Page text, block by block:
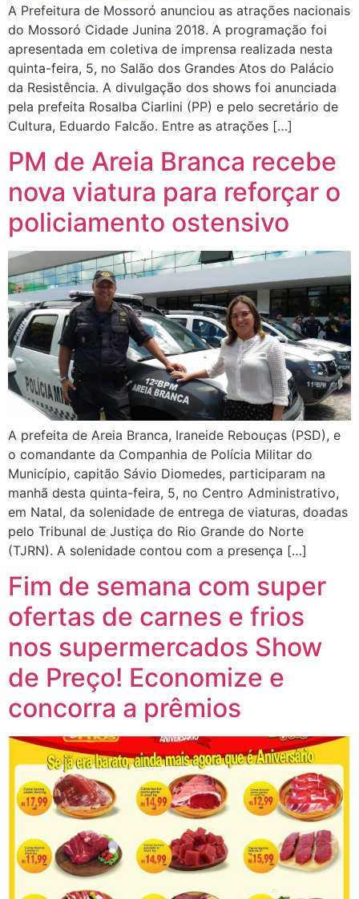
A Prefeitura de Mossoró anunciou as atrações nacionais
do Mossoró Cidade Junina 2018. A programação foi
apresentada em coletiva de imprensa realizada nesta
quinta-feira, 5, no Salão dos Grandes Atos do Palácio
da Resistência. A divulgação dos shows foi anunciada
pela prefeita Rosalba Ciarlini (PP) e pelo secretário de
Cultura, Eduardo Falcão. Entre as atrações […]
PM de Areia Branca recebe
nova viatura para reforçar o
policiamento ostensivo
A prefeita de Areia Branca, Iraneide Rebouças (PSD), e
o comandante da Companhia de Polícia Militar do
Município, capitão Sávio Diomedes, participaram na
manhã desta quinta-feira, 5, no Centro Administrativo,
em Natal, da solenidade de entrega de viaturas, doadas
pelo Tribunal de Justiça do Rio Grande do Norte
(TJRN). A solenidade contou com a presença […]
Fim de semana com super
ofertas de carnes e frios
nos supermercados Show
de Preço! Economize e
concorra a prêmios